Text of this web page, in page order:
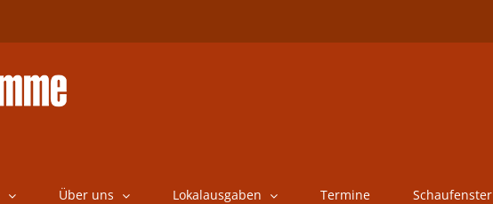
Über uns Lokalausgaben Termine Schaufenster